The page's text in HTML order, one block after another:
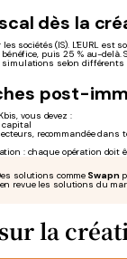
dès la
sociétés (IS). L'EURL
puis 25 % au-
simulations selon différents
post-
vous devez :
capital
recommandée dans
: chaque opération doit
solutions comme Swapn
revue les solutions du
la